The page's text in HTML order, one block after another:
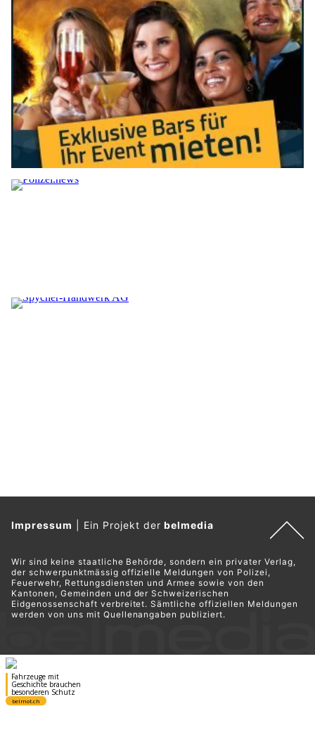
Impressum Ein Projekt derbelmedia
Wir sind keine staatliche Behörde, sondern ein privater Verlag,
der schwerpunktmässig offizielle Meldungen von Polizei,
Feuerwehr, Rettungsdiensten und Armee sowie von den
Kantonen, Gemeinden und der Schweizerischen
Eidgenossenschaft verbreitet. Sämtliche offiziellen Meldungen
werden von uns mit Quellenangaben publiziert.